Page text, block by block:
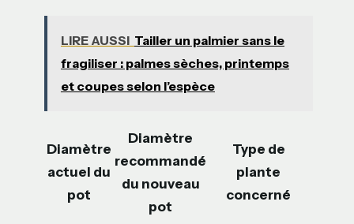
LIRE AUSSI Tailler un palmier sans le
fragiliser : palmes sèches, printemps
et coupes selon l’espèce
Diamètre
actuel du
pot
Diamètre
recommandé
du nouveau
pot
Type de
plante
concerné